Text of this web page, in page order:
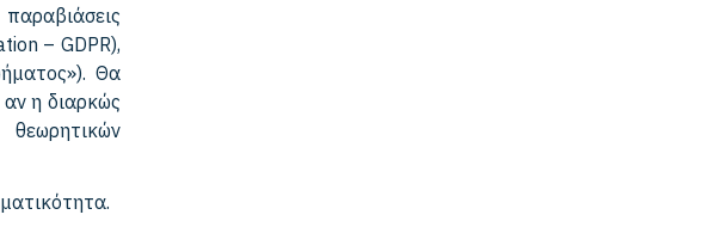
– GDPR),
Θα
η διαρκώς